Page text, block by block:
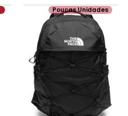
Poucas Unidades